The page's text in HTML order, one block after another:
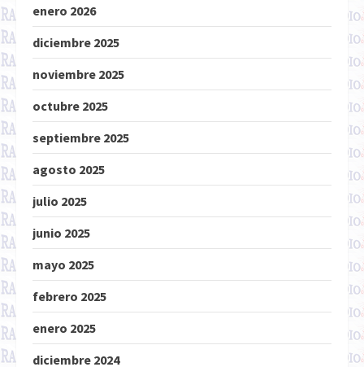
enero 2026
diciembre 2025
noviembre 2025
octubre 2025
septiembre 2025
agosto 2025
julio 2025
junio 2025
mayo 2025
febrero 2025
enero 2025
diciembre 2024